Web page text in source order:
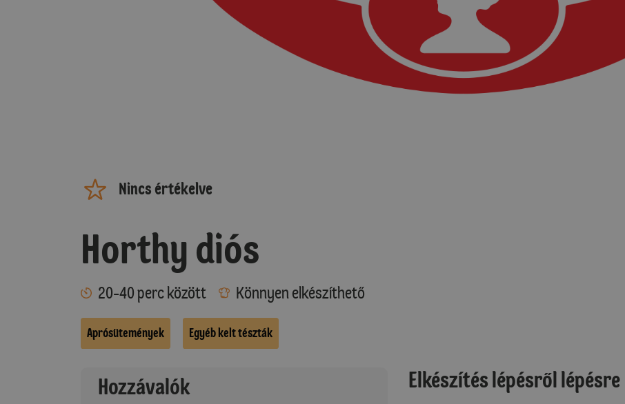
Nincs értékelve
Horthy diós
20-40 perc között Könnyen elkészíthető
Aprósütemények Egyéb kelt tészták
Hozzávalók Elkészítés lépésről lépésre